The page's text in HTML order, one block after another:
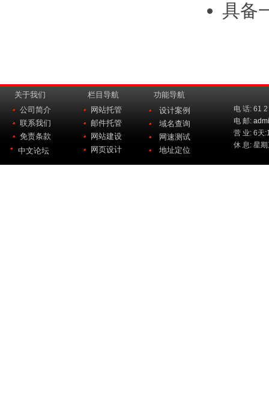
具备
关于我们 栏目导航
功能导航
公司简介
联系我们
免责条款
中文论坛
网站托管
邮件托管
网站建设
网页设计
设计案例
域名查询
网速测试
地址定位
电 话: 61
电 邮:
营 业: 6天
休 息: 星